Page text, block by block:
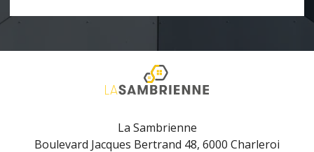
La Sambrienne
Boulevard Jacques Bertrand 48, 6000 Charleroi